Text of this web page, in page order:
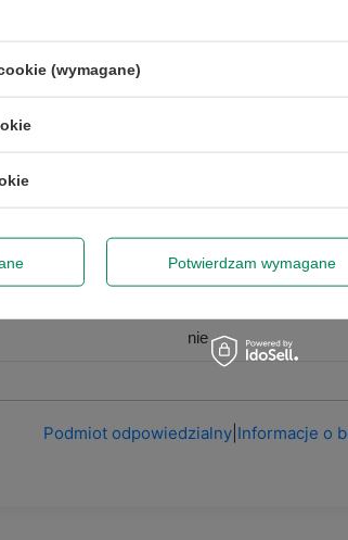
zastępcze
nie
Podmiot odpowiedzialny| Informacje o
(wymagane)
Potwierdzam wymagane